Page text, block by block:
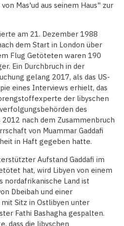
Mas'ud aus seinem Haus" zur
am 21. Dezember 1988
dem Start in London über
Flug Getöteten waren 190
Ein Durchbruch in der
gelang 2017, als das US-
eines Interviews erhielt, das
der libyschen
des
nach dem Zusammenbruch
von Muammar Gaddafi
in Haft gegeben hatte.
Aufstand Gaddafi im
hat, wird Libyen von einem
nordafrikanische Land ist
Dbeibah und einer
Sitz in Ostlibyen unter
Fathi Bashagha gespalten.
dass die libyschen